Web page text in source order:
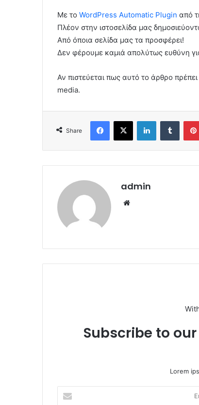
Με το WordPress Automatic Plugin από
Πλέον στην ιστοσελίδα μας
Από όποια σελίδα μας τα προσφέρει!
Δεν φέρουμε καμιά απολύτως ευθύνη
Αν πιστεύεται πως αυτό το άρθρο
media.
Share
Facebook
X LinkedInTumblr
admin
Subscribe to
Lorem
your